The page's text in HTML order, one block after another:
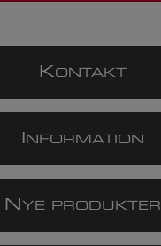
KONTAKT
NFORMATION
N YE PRODUKTER